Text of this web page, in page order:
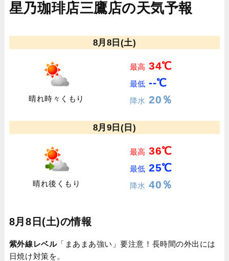
星乃珈琲店三鷹店の天気予報
8月8日(土)
晴れ時々くもり
最高 34℃
最低 --℃
降水 20％
8月9日(日)
晴れ後くもり
最高 36℃
最低 25℃
降水 40％
8月8日(土)の情報
紫外線レベル「まあまあ強い」要注意！長時間の外出には
日焼け対策を。